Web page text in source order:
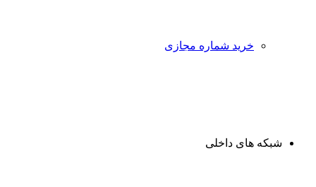
خرید شماره مجازی
شبکه های داخلی